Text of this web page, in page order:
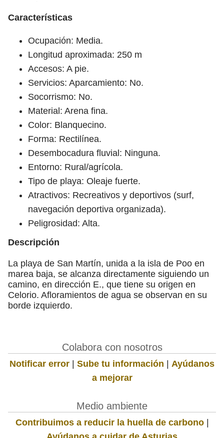
Características
Ocupación: Media.
Longitud aproximada: 250 m
Accesos: A pie.
Servicios: Aparcamiento: No.
Socorrismo: No.
Material: Arena fina.
Color: Blanquecino.
Forma: Rectilínea.
Desembocadura fluvial: Ninguna.
Entorno: Rural/agrícola.
Tipo de playa: Oleaje fuerte.
Atractivos: Recreativos y deportivos (surf,
navegación deportiva organizada).
Peligrosidad: Alta.
Descripción
La playa de San Martín, unida a la isla de Poo en
marea baja, se alcanza directamente siguiendo un
camino, en dirección E., que tiene su origen en
Celorio. Afloramientos de agua se observan en su
borde izquierdo.
Colabora con nosotros
Notificar error | Sube tu información | Ayúdanos
a mejorar
Medio ambiente
Contribuimos a reducir la huella de carbono|